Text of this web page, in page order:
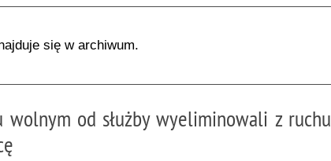
się w archiwum.
wolnym od służby wyeliminowali z ruchu